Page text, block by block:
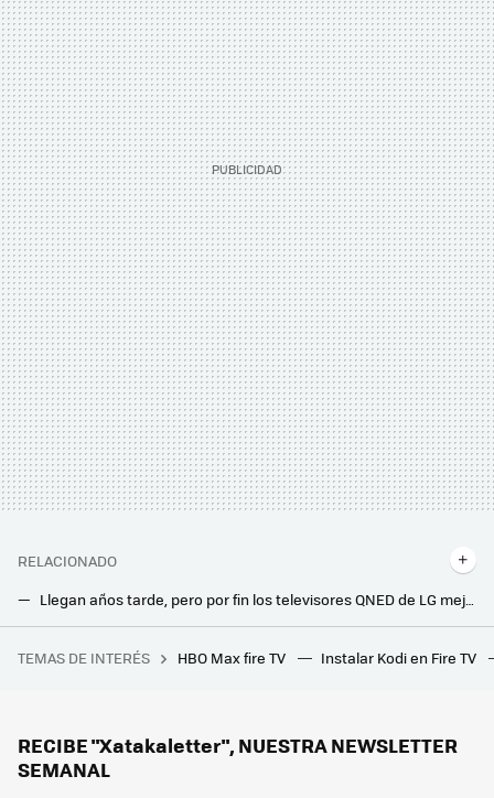
RELACIONADO
Llegan años tarde, pero por fin los televisores QNED de LG mejorarán su calidad de imagen gracias a sus nuevos paneles
He encontrado el juego perfecto para cuando odias a tus compañeros y sueñas con reventarlos a escopetazos en un Battle Royale
TEMAS DE INTERÉS HBO Max fire TV Instalar Kodi en Fire TV
RECIBE "Xatakaletter", NUESTRA NEWSLETTER
SEMANAL